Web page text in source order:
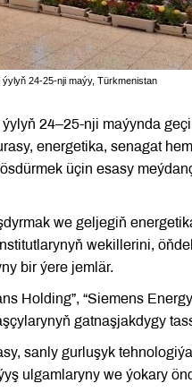
24-25-nji maýy, Türkmenistan
24–25-nji maýynda
energetika, senagat
üçin esasy
we geljegiň
wekillerini,
bir ýere jemlär.
Holding”, “Siemens
gatnaşjakdygy
sanly gurluşyk
ulgamlaryny we ýokary